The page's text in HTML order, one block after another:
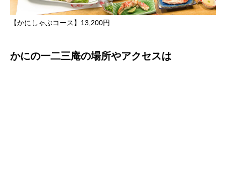
【かにしゃぶコース】13,200円
かにの一二三庵の場所やアクセスは